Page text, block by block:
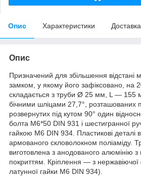
Опис Характеристики Доставка
Опис
Призначений для збільшення відстані
замком, у якому його зафіксовано, на
складається з труби Ø 25 мм, L — 155
бічними шліцами 27,7°, розташованих
розвернутих під кутом 90° один
болта М6*50 DIN 931 і шестигранної
гайкою М6 DIN 934. Пластикові деталі
армованого скловолокном поліаміду.
виготовлена з анодованого алюмінію
покриттям. Кріплення — з нержавіючої
латунної гайки M6 DIN 934).